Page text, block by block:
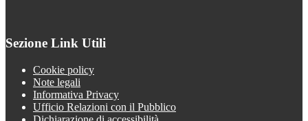
Sezione Link Utili
Cookie policy
Note legali
Informativa Privacy
Ufficio Relazioni con il Pubblico